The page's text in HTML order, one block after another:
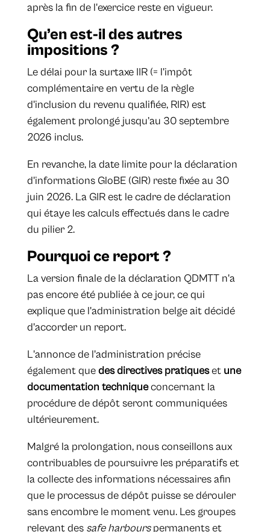
après la fin de l'exercice reste en vigueur.
Qu’en est-il des autres
impositions ?
Le délai pour la surtaxe IIR (= l'impôt
complémentaire en vertu de la règle
d'inclusion du revenu qualifiée, RIR) est
également prolongé jusqu’au 30 septembre
2026 inclus.
En revanche, la date limite pour la déclaration
d'informations GloBE (GIR) reste fixée au 30
juin 2026. La GIR est le cadre de déclaration
qui étaye les calculs effectués dans le cadre
du pilier 2.
Pourquoi ce report ?
La version finale de la déclaration QDMTT n'a
pas encore été publiée à ce jour, ce qui
explique que l'administration belge ait décidé
d'accorder un report.
L'annonce de l'administration précise
également quedes directives pratiqueset une
documentation techniqueconcernant la
procédure de dépôt seront communiquées
ultérieurement.
Malgré la prolongation, nous conseillons aux
contribuables de poursuivre les préparatifs et
la collecte des informations nécessaires afin
que le processus de dépôt puisse se dérouler
sans encombre le moment venu. Les groupes
relevant des safe harbourspermanents et